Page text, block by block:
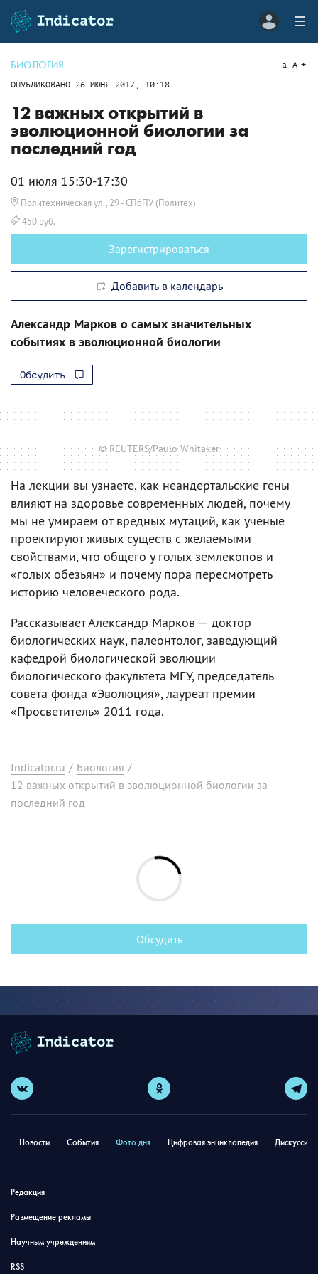
БИОЛОГИЯ
ОПУБЛИКОВАНО 26 ИЮНЯ 2017, 10:18
a A
12 важных открытий в
эволюционной биологии за
последний год
01 июля 15:30-17:30
Политехническая ул., 29- СПбПУ (Политех)
450 руб.
Зарегистрироваться
Добавить в календарь
Александр Марков о самых значительных
событиях в эволюционной биологии
Обсудить
© REUTERS/Paulo Whitaker
На лекции вы узнаете, как неандертальские гены
влияют на здоровье современных людей, почему
мы не умираем от вредных мутаций, как ученые
проектируют живых существ с желаемыми
свойствами, что общего у голых землекопов и
«голых обезьян» и почему пора пересмотреть
историю человеческого рода.
Рассказывает Александр Марков — доктор
биологических наук, палеонтолог, заведующий
кафедрой биологической эволюции
биологического факультета МГУ, председатель
совета фонда «Эволюция», лауреат премии
«Просветитель» 2011 года.
Indicator.ru / Биология /
12 важных открытий в эволюционной биологии за
последний год
Обсудить
Новости События Фото дня Цифровая энциклопедия
Редакция
Размещение рекламы
Научным учреждениям
RSS